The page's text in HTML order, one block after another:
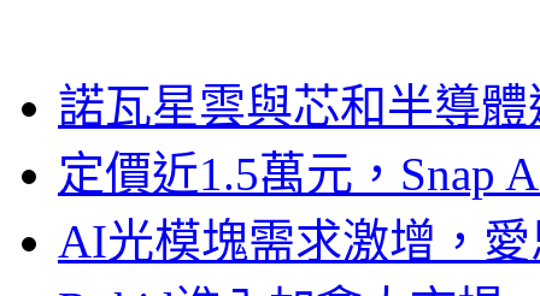
諾瓦星雲與芯和半導
定價近1.5萬元，Snap
AI光模塊需求激增，